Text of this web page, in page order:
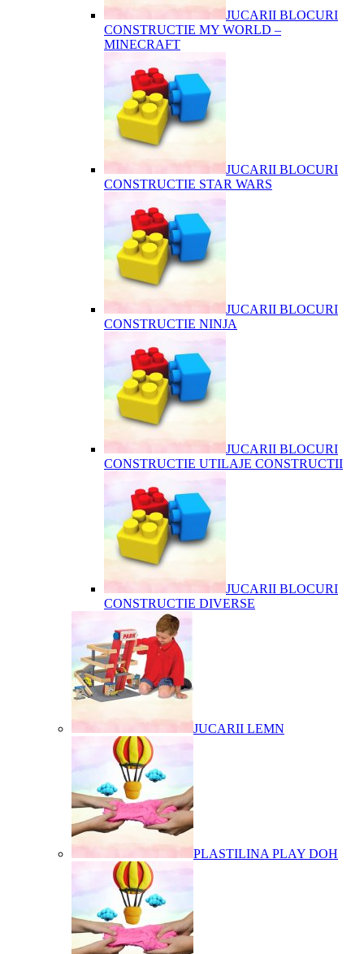
JUCARII BLOCURI
CONSTRUCTIE MY WORLD –
MINECRAFT
JUCARII BLOCURI
CONSTRUCTIE STAR WARS
JUCARII BLOCURI
CONSTRUCTIE NINJA
JUCARII BLOCURI
CONSTRUCTIE UTILAJE CONSTRUCTII
JUCARII BLOCURI
CONSTRUCTIE DIVERSE
JUCARII LEMN
PLASTILINA PLAY DOH